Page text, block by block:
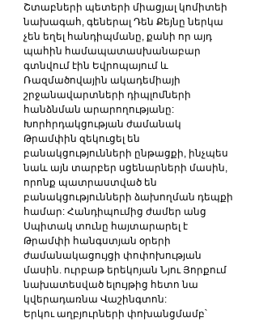
Շտաբների պետերի միացյալ կոմիտեի
նախագահ, գեներալ Դեն Քեյնը ներկա
չեն եղել հանդիպմանը, քանի որ այդ
պահին համապատասխանաբար
գտնվում էին Եվրոպայում և
Ռազմածովային ակադեմիայի
շրջանավարտների դիպլոմների
հանձնման արարողությանը:
Խորհրդակցության ժամանակ
Թրամփին զեկուցել են
բանակցությունների ընթացքի, ինչպես
նաև այն տարբեր սցենարների մասին,
որոնք պատրաստված են
բանակցությունների ձախողման դեպքի
համար: Հանդիպումից ժամեր անց
Սպիտակ տունը հայտարարել է
Թրամփի հանգստյան օրերի
ժամանակացույցի փոփոխության
մասին. ուրբաթ երեկոյան Նյու Յորքում
նախատեսված ելույթից հետո նա
կվերադառնա Վաշինգտոն:
Երկու աղբյուրների փոխանցմամբ՝